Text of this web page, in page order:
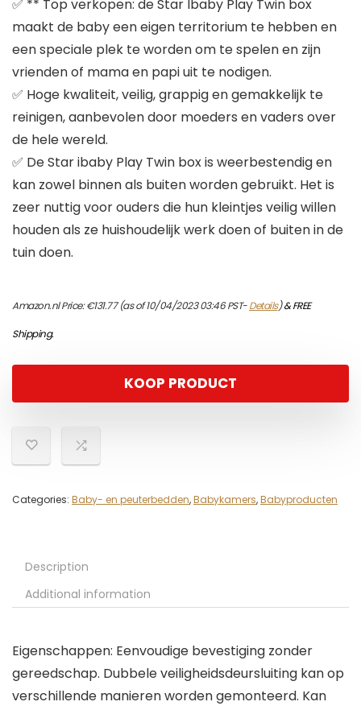
✅ ** Top verkopen: de Star Ibaby Play Twin box
maakt de baby een eigen territorium te hebben en
een speciale plek te worden om te spelen en zijn
vrienden of mama en papi uit te nodigen.
✅ Hoge kwaliteit, veilig, grappig en gemakkelijk te
reinigen, aanbevolen door moeders en vaders over
de hele wereld.
✅ De Star ibaby Play Twin box is weerbestendig en
kan zowel binnen als buiten worden gebruikt. Het is
zeer nuttig voor ouders die hun kleintjes veilig willen
houden als ze huishoudelijk werk doen of buiten in de
tuin doen.
Amazon.nl Price:€131.77(as of 10/04/2023 03:46 PST-Details)&FREE
Shipping.
KOOP PRODUCT
Categories: Baby- en peuterbedden,Babykamers,Babyproducten
Description
Additional information
Eigenschappen: Eenvoudige bevestiging zonder
gereedschap. Dubbele veiligheidsdeursluiting kan op
verschillende manieren worden gemonteerd. Kan